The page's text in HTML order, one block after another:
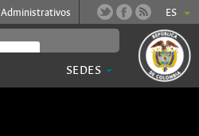
ES
Administrativos
SEDES